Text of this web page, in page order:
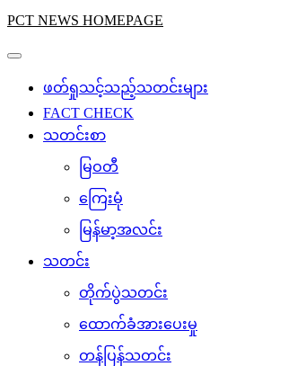
PCT NEWS HOMEPAGE
ဖတ်ရှုသင့်သည့်သတင်းများ
FACT CHECK
သတင်းစာ
မြဝတီ
ကြေးမုံ
မြန်မာ့အလင်း
သတင်း
တိုက်ပွဲသတင်း
ထောက်ခံအားပေးမှု
တန်ပြန်သတင်း